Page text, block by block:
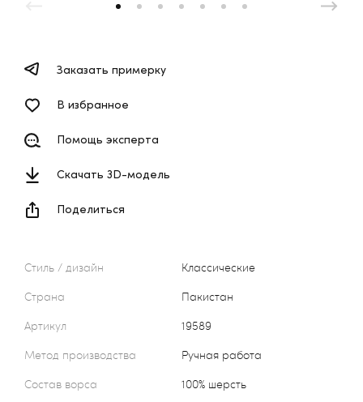
Стиль / дизайн
Классические
Страна
Пакистан
Артикул
19589
Метод производства
Ручная работа
Состав ворса
100% шерсть
Заказать примерку
В избранное
Помощь эксперта
Скачать 3D-модель
Поделиться